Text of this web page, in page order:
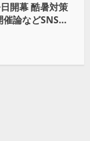
開幕 酷暑対策
論などSNSで